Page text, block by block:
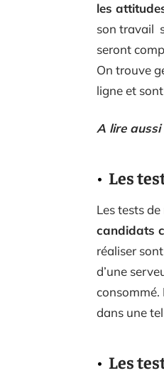
les
son travail
seront
On trouve
ligne et
A lire aussi
Les
Les tests
candidats
réaliser
d’une
consommé.
dans une
Les